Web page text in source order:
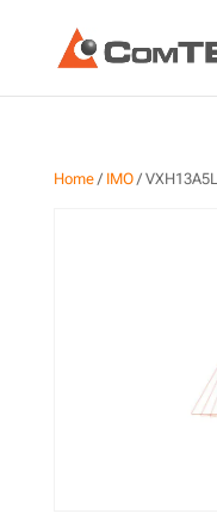
Home/ IMO/